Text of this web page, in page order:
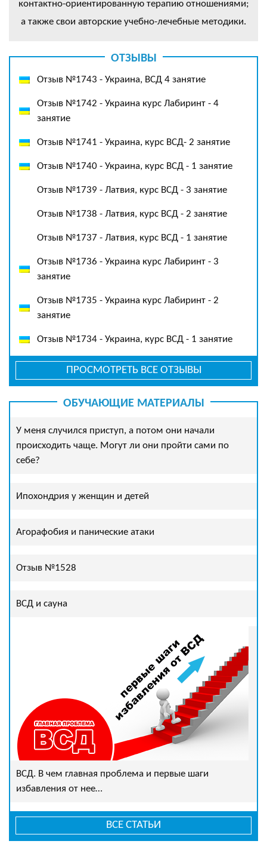
контактно-ориентированную терапию отношениями;
а также свои авторские учебно-лечебные методики.
ОТЗЫВЫ
Отзыв №1743 - Украина, ВСД 4 занятие
Отзыв №1742 - Украина курс Лабиринт - 4
занятие
Отзыв №1741 - Украина, курс ВСД- 2 занятие
Отзыв №1740 - Украина, курс ВСД - 1 занятие
Отзыв №1739 - Латвия, курс ВСД - 3 занятие
Отзыв №1738 - Латвия, курс ВСД - 2 занятие
Отзыв №1737 - Латвия, курс ВСД - 1 занятие
Отзыв №1736 - Украина курс Лабиринт - 3
занятие
Отзыв №1735 - Украина курс Лабиринт - 2
занятие
Отзыв №1734 - Украина, курс ВСД - 1 занятие
ПРОСМОТРЕТЬ ВСЕ ОТЗЫВЫ
ОБУЧАЮЩИЕ МАТЕРИАЛЫ
У меня случился приступ, а потом они начали
происходить чаще. Могут ли они пройти сами по
себе?
Ипохондрия у женщин и детей
Агорафобия и панические атаки
Отзыв №1528
ВСД и сауна
ВСД. В чем главная проблема и первые шаги
избавления от нее…
ВСЕ СТАТЬИ